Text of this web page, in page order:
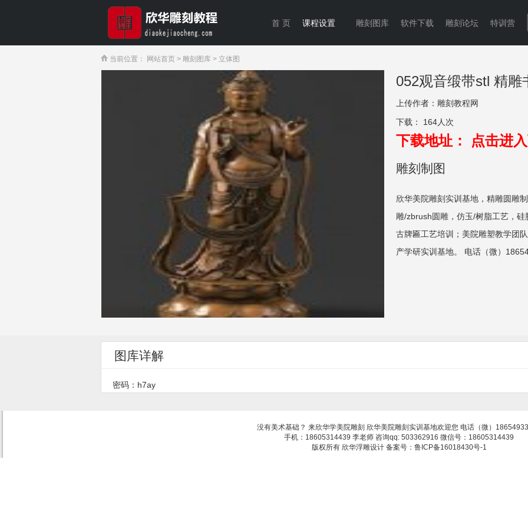
首 页 课程设置 雕刻图库 软件下载 雕刻论坛 特训营
当前位置： 网站首页> 雕刻图库> 立体图
052观音缎带stl 精雕
上传作者： 雕刻教程网
下载：
164人次
下载地址： 点击进
雕刻制图
欣华美院雕刻实训基地，精雕圆雕
雕/zbrush圆雕，仿玉/树脂工艺，
古牌匾工艺培训；美院雕塑教学团
产学研实训基地。 电话（微）
图库详解
密码：h7ay
没有美术基础？ 来欣华学美院雕刻 欣华美院雕刻实训基地欢迎您 电话（微）
手机：18605314439 李老师 咨询qq: 503362916 微信号：18605314439
版权所有 欣华浮雕设计 备案号：鲁ICP备16018430号-1